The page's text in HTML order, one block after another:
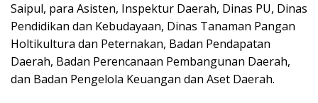
Saipul, para Asisten, Inspektur Daerah, Dinas PU, Dinas
Pendidikan dan Kebudayaan, Dinas Tanaman Pangan
Holtikultura dan Peternakan, Badan Pendapatan
Daerah, Badan Perencanaan Pembangunan Daerah,
dan Badan Pengelola Keuangan dan Aset Daerah.